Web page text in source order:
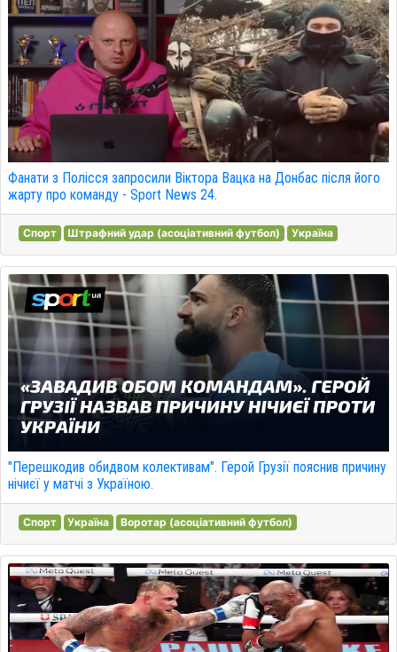
Фанати з Полісся запросили Віктора Вацка на Донбас після його
жарту про команду - Sport News 24.
Спорт Штрафний удар (асоціативний футбол) Україна
"Перешкодив обидвом колективам". Герой Грузії пояснив причину
нічиєї у матчі з Україною.
Спорт Україна Воротар (асоціативний футбол)